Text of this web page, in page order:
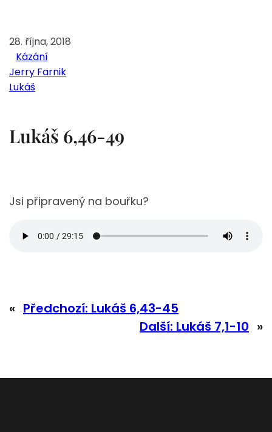
28. října, 2018
Kázání
Jerry Farnik
Lukáš
Lukáš 6,46-49
Jsi připravený na bouřku?
« Předchozí: Lukáš 6,43-45
Další: Lukáš 7,1-10 »